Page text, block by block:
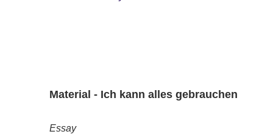
Material - Ich kann alles gebrauchen
Essay